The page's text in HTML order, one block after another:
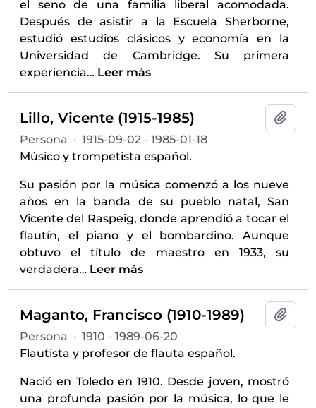
el seno de una familia liberal acomodada.
Después de asistir a la Escuela Sherborne,
estudió estudios clásicos y economía en la
Universidad de Cambridge. Su primera
experiencia… Leer más
Lillo, Vicente (1915-1985)
Persona · 1915-09-02 - 1985-01-18
Músico y trompetista español.
Su pasión por la música comenzó a los nueve
años en la banda de su pueblo natal, San
Vicente del Raspeig, donde aprendió a tocar el
flautín, el piano y el bombardino. Aunque
obtuvo el título de maestro en 1933, su
verdadera… Leer más
Maganto, Francisco (1910-1989)
Persona · 1910 - 1989-06-20
Flautista y profesor de flauta español.
Nació en Toledo en 1910. Desde joven, mostró
una profunda pasión por la música, lo que le